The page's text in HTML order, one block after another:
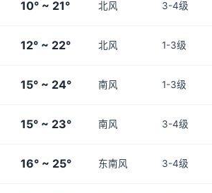
10° ~ 21° 北风 3-4级
12° ~ 22° 北风 1-3级
15° ~ 24° 南风 1-3级
15° ~ 23° 南风 3-4级
16° ~ 25° 东南风 3-4级